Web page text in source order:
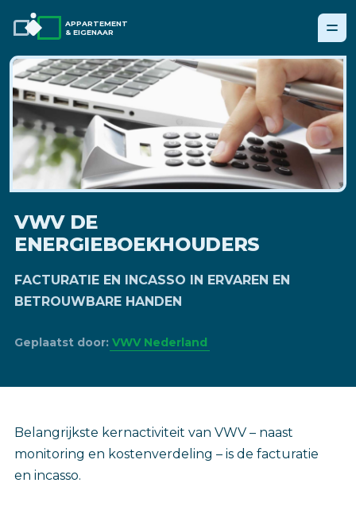
APPARTEMENT
& EIGENAAR
VWV DE
ENERGIEBOEKHOUDERS
FACTURATIE EN INCASSO IN ERVAREN EN
BETROUWBARE HANDEN
Geplaatst door: VWV Nederland
‎Belangrijkste kernactiviteit van VWV – naast
monitoring en kostenverdeling – is de facturatie
en incasso.